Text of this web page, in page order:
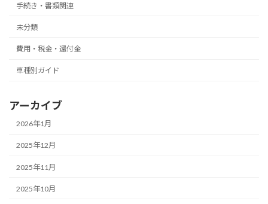
手続き・書類関連
未分類
費用・税金・還付金
車種別ガイド
アーカイブ
2026年1月
2025年12月
2025年11月
2025年10月